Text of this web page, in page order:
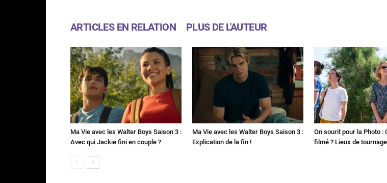
ARTICLES EN RELATION PLUS DE L'AUTEUR
Ma Vie avec les Walter Boys Saison 3 :
Avec qui Jackie fini en couple ?
Ma Vie avec les Walter Boys Saison 3 :
Explication de la fin !
On sourit pour la Photo :
filmé ? Lieux de